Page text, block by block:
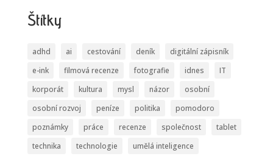
Štítky
adhd ai cestování deník
digitální zápisník
e-ink
filmová recenze fotografie idnes
IT
korporát
kultura mysl názor
osobní
osobní rozvoj
peníze politika
pomodoro
poznámky
práce recenze společnost
tablet
technika
technologie
umělá inteligence